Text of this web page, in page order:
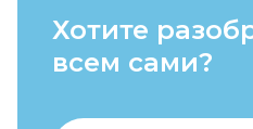
Хотите
всем сами?